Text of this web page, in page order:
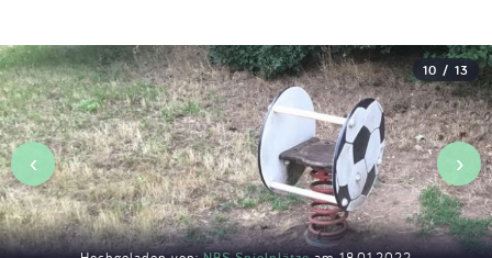
Blog
Partner
Kontakt
10 / 13
‹ ›